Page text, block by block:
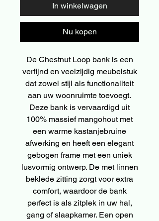
In winkelwagen
Nu kopen
De Chestnut Loop bank is een
verfijnd en veelzijdig meubelstuk
dat zowel stijl als functionaliteit
aan uw woonruimte toevoegt.
Deze bank is vervaardigd uit
100% massief mangohout met
een warme kastanjebruine
afwerking en heeft een elegant
gebogen frame met een uniek
lusvormig ontwerp. De met linnen
beklede zitting zorgt voor extra
comfort, waardoor de bank
perfect is als zitplek in uw hal,
gang of slaapkamer. Een open